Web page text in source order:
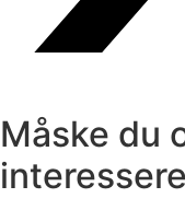
Måske du